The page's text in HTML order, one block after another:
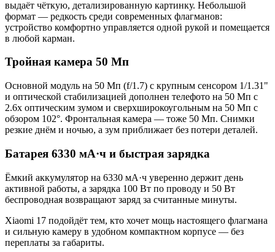
выдаёт чёткую, детализированную картинку. Небольшой
формат — редкость среди современных флагманов:
устройство комфортно управляется одной рукой и помещается
в любой карман.
Тройная камера 50 Мп
Основной модуль на 50 Мп (f/1.7) с крупным сенсором 1/1.31"
и оптической стабилизацией дополнен телефото на 50 Мп с
2.6x оптическим зумом и сверхширокоугольным на 50 Мп с
обзором 102°. Фронтальная камера — тоже 50 Мп. Снимки
резкие днём и ночью, а зум приближает без потери деталей.
Батарея 6330 мА·ч и быстрая зарядка
Ёмкий аккумулятор на 6330 мА·ч уверенно держит день
активной работы, а зарядка 100 Вт по проводу и 50 Вт
беспроводная возвращают заряд за считанные минуты.
Xiaomi 17 подойдёт тем, кто хочет мощь настоящего флагмана
и сильную камеру в удобном компактном корпусе — без
переплаты за габариты.